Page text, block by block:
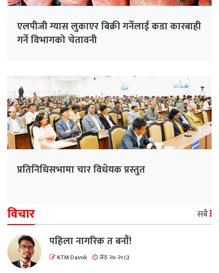
एलपीजी ग्यास लुकाएर बिक्री गर्नेलाई कडा कारबाही
गर्ने विभागको चेतावनी
प्रतिनिधिसभामा चार विधेयक प्रस्तुत
विचार सबै
पहिला नागरिक त बनाैं!
KTM Dainik जेठ २७ २०८३